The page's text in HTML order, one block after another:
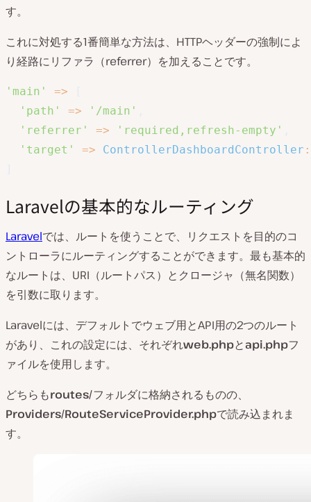
す。
これに対処する1番簡単な方法は、HTTPヘッダーの強制によ
り経路にリファラ（referrer）を加えることです。
'main' =>
'path'
=> '/main'
'referrer'
=> 'required,refresh-empty'
'target'
=> ControllerDashboardController
Laravelの基本的なルーティング
Laravelでは、ルートを使うことで、リクエストを目的のコ
ントローラにルーティングすることができます。最も基本的
なルートは、URI（ルートパス）とクロージャ（無名関数）
を引数に取ります。
Laravelには、デフォルトでウェブ用とAPI用の2つのルート
があり、これの設定には、それぞれweb.phpとapi.phpフ
ァイルを使用します。
どちらもroutes/フォルダに格納されるものの、
Providers/RouteServiceProvider.phpで読み込まれま
す。